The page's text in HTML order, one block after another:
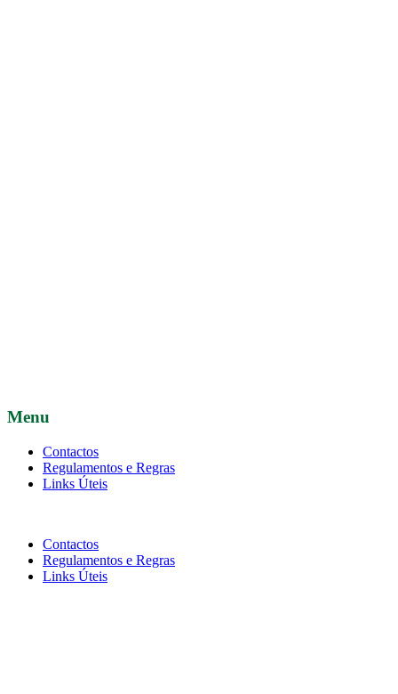
Menu
Contactos
Regulamentos e Regras
Links Úteis
Contactos
Regulamentos e Regras
Links Úteis